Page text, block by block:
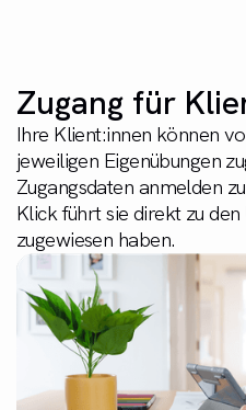
Zugang für
Ihre Klient:innen können
jeweiligen Eigenübungen
Zugangsdaten anmelden
Klick führt sie direkt zu den
zugewiesen haben.